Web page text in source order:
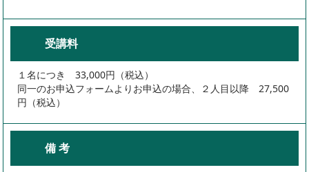
受講料
１名につき 33,000円（税込）
同一のお申込フォームよりお申込の場合、２人目以降 27,500
円（税込）
備 考